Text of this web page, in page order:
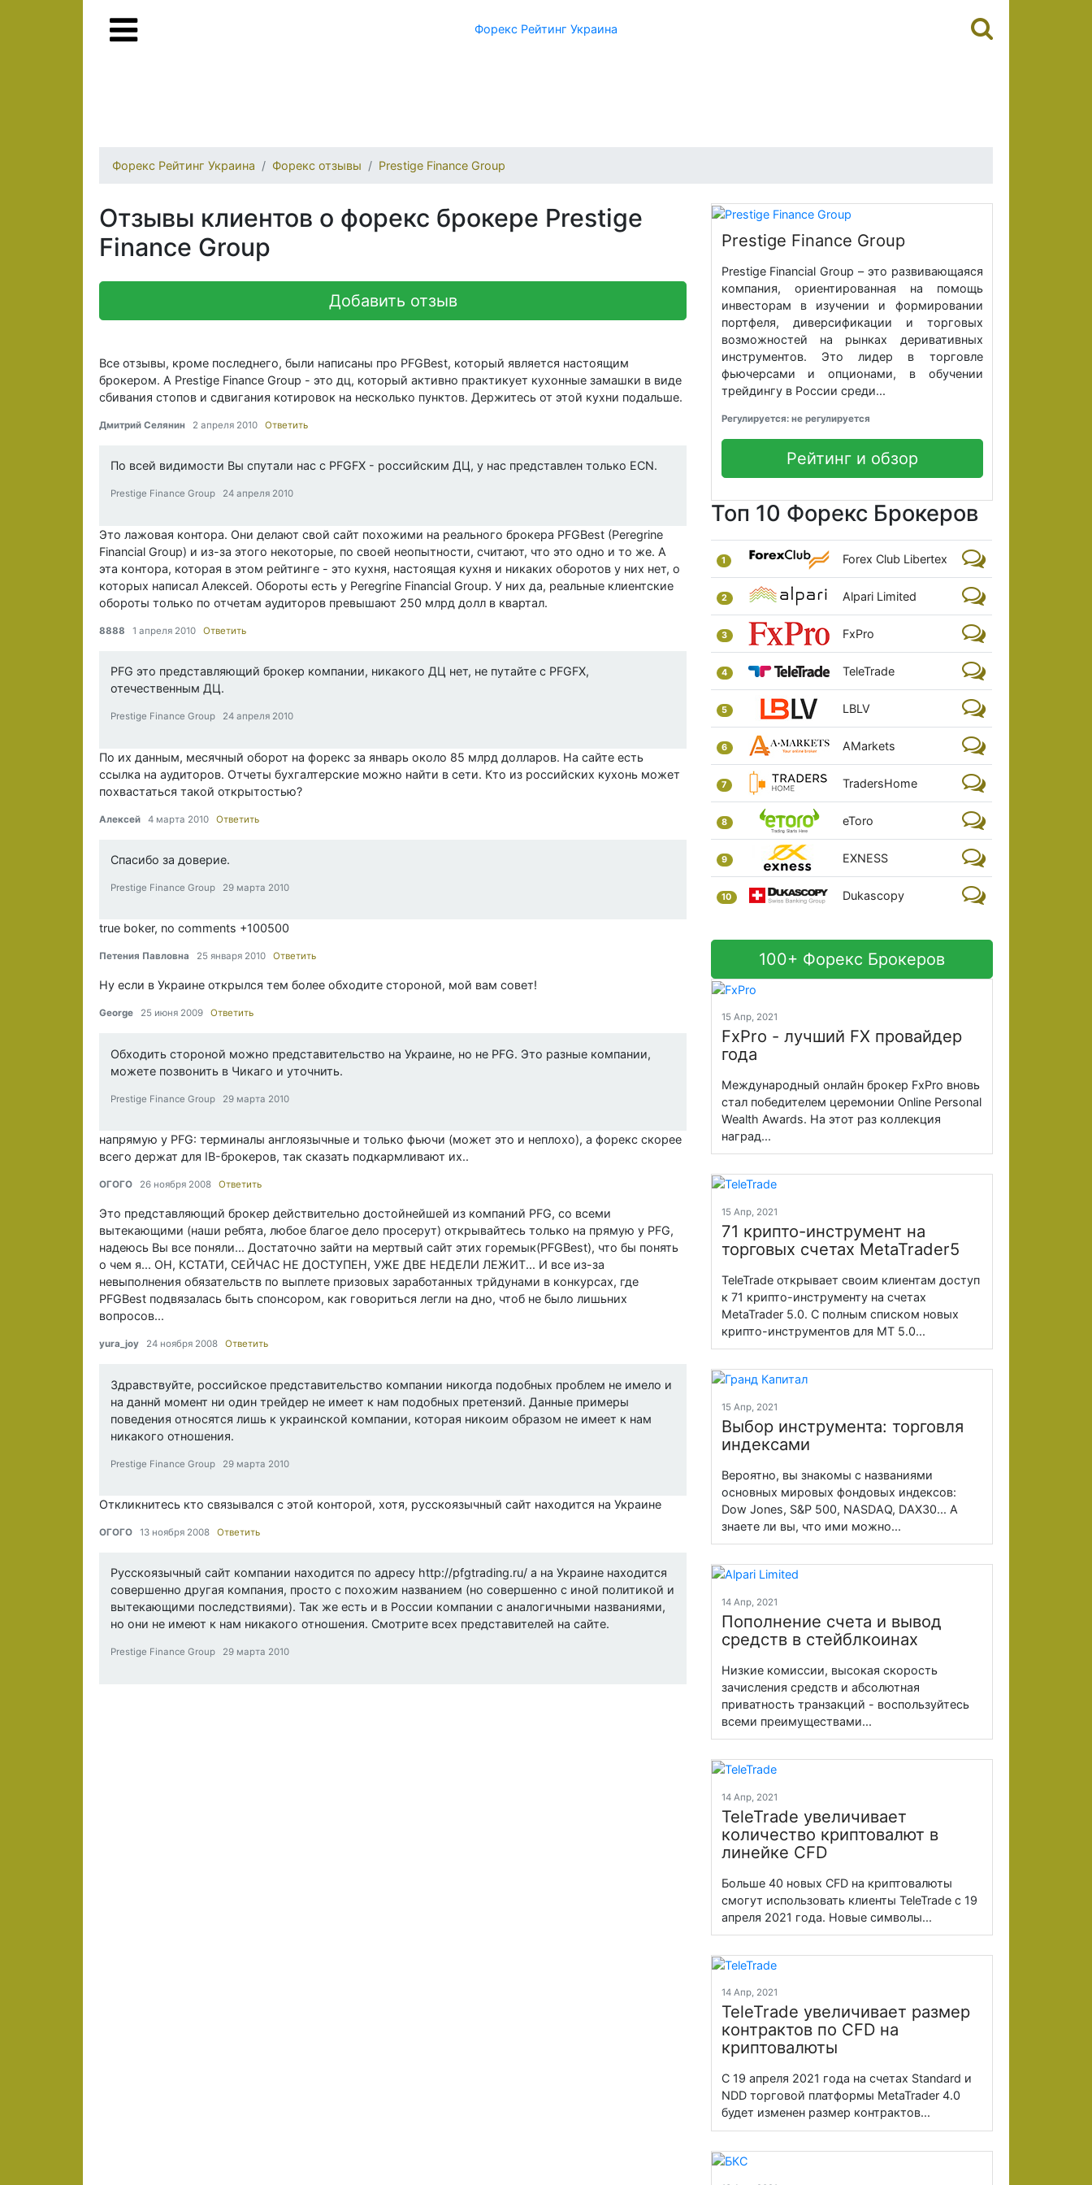
Форекс Рейтинг Украина
Форекс Рейтинг Украина Форекс отзывы Prestige Finance Group
Отзывы клиентов о форекс брокере Prestige
Finance Group
Добавить отзыв
Все отзывы, кроме последнего, были написаны про PFGBest, который является настоящим
брокером. А Prestige Finance Group - это дц, который активно практикует кухонные замашки в виде
сбивания стопов и сдвигания котировок на несколько пунктов. Держитесь от этой кухни подальше.
Дмитрий Селянин 2 апреля 2010 Ответить
По всей видимости Вы спутали нас с PFGFX - российским ДЦ, у нас представлен только ECN.
Prestige Finance Group 24 апреля 2010
Это лажовая контора. Они делают свой сайт похожими на реального брокера PFGBest (Peregrine
Financial Group) и из-за этого некоторые, по своей неопытности, считают, что это одно и то же. А
эта контора, которая в этом рейтинге - это кухня, настоящая кухня и никаких оборотов у них нет, о
которых написал Алексей. Обороты есть у Peregrine Financial Group. У них да, реальные клиентские
обороты только по отчетам аудиторов превышают 250 млрд долл в квартал.
8888 1 апреля 2010 Ответить
PFG это представляющий брокер компании, никакого ДЦ нет, не путайте с PFGFX,
отечественным ДЦ.
Prestige Finance Group 24 апреля 2010
По их данным, месячный оборот на форекс за январь около 85 млрд долларов. На сайте есть
ссылка на аудиторов. Отчеты бухгалтерские можно найти в сети. Кто из российских кухонь может
похвастаться такой открытостью?
Алексей 4 марта 2010 Ответить
Спасибо за доверие.
Prestige Finance Group 29 марта 2010
true boker, no comments +100500
Петения Павловна 25 января 2010 Ответить
Ну если в Украине открылся тем более обходите стороной, мой вам совет!
George 25 июня 2009 Ответить
Обходить стороной можно представительство на Украине, но не PFG. Это разные компании,
можете позвонить в Чикаго и уточнить.
Prestige Finance Group 29 марта 2010
напрямую у PFG: терминалы англоязычные и только фьючи (может это и неплохо), а форекс скорее
всего держат для IB-брокеров, так сказать подкармливают их..
ОГОГО 26 ноября 2008 Ответить
Это представляющий брокер действительно достойнейшей из компаний PFG, со всеми
вытекающими (наши ребята, любое благое дело просерут) открывайтесь только на прямую у PFG,
надеюсь Вы все поняли... Достаточно зайти на мертвый сайт этих горемык(PFGBest), что бы понять
о чем я... ОН, КСТАТИ, СЕЙЧАС НЕ ДОСТУПЕН, УЖЕ ДВЕ НЕДЕЛИ ЛЕЖИТ... И все из-за
невыполнения обязательств по выплете призовых заработанных трйдунами в конкурсах, где
PFGBest подвязалась быть спонсором, как говориться легли на дно, чтоб не было лишьних
вопросов...
yura_joy 24 ноября 2008 Ответить
Здравствуйте, российское представительство компании никогда подобных проблем не имело и
на даннй момент ни один трейдер не имеет к нам подобных претензий. Данные примеры
поведения относятся лишь к украинской компании, которая никоим образом не имеет к нам
никакого отношения.
Prestige Finance Group 29 марта 2010
Откликнитесь кто связывался с этой конторой, хотя, русскоязычный сайт находится на Украине
ОГОГО 13 ноября 2008 Ответить
Русскоязычный сайт компании находится по адресу http://pfgtrading.ru/ а на Украине находится
совершенно другая компания, просто с похожим названием (но совершенно с иной политикой и
вытекающими последствиями). Так же есть и в России компании с аналогичными названиями,
но они не имеют к нам никакого отношения. Смотрите всех представителей на сайте.
Prestige Finance Group 29 марта 2010
Prestige Finance Group
Prestige Financial Group – это развивающаяся
компания, ориентированная на помощь
инвесторам в изучении и формировании
портфеля, диверсификации и торговых
возможностей на рынках деривативных
инструментов. Это лидер в торговле
фьючерсами и опционами, в обучении
трейдингу в России среди...
Регулируется: не регулируется
Рейтинг и обзор
Топ 10 Форекс Брокеров
1 Forex Club Libertex
2 Alpari Limited
3 FxPro
4 TeleTrade
5 LBLV
6 AMarkets
7 TradersHome
8 eToro
9 EXNESS
10 Dukascopy
100+ Форекс Брокеров
15 Апр, 2021
FxPro - лучший FX провайдер
года
Международный онлайн брокер FxPro вновь
стал победителем церемонии Online Personal
Wealth Awards. На этот раз коллекция
наград...
15 Апр, 2021
71 крипто-инструмент на
торговых счетах MetaTrader5
TeleTrade открывает своим клиентам доступ
к 71 крипто-инструменту на счетах
MetaTrader 5.0. С полным списком новых
крипто-инструментов для MT 5.0...
15 Апр, 2021
Выбор инструмента: торговля
индексами
Вероятно, вы знакомы с названиями
основных мировых фондовых индексов:
Dow Jones, S&P 500, NASDAQ, DAX30... А
знаете ли вы, что ими можно...
14 Апр, 2021
Пополнение счета и вывод
средств в стейблкоинах
Низкие комиссии, высокая скорость
зачисления средств и абсолютная
приватность транзакций - воспользуйтесь
всеми преимуществами...
14 Апр, 2021
TeleTrade увеличивает
количество криптовалют в
линейке CFD
Больше 40 новых CFD на криптовалюты
смогут использовать клиенты TeleTrade с 19
апреля 2021 года. Новые символы...
14 Апр, 2021
TeleTrade увеличивает размер
контрактов по CFD на
криптовалюты
С 19 апреля 2021 года на счетах Standard и
NDD торговой платформы MetaTrader 4.0
будет изменен размер контрактов...